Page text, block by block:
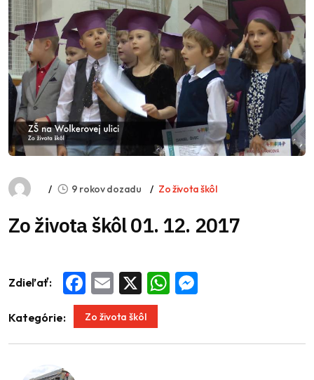
9 rokov dozadu Zo života škôl
Zo života škôl 01. 12. 2017
Zdieľať: Facebook
Email WhatsApp
Kategórie: Zo života škôl